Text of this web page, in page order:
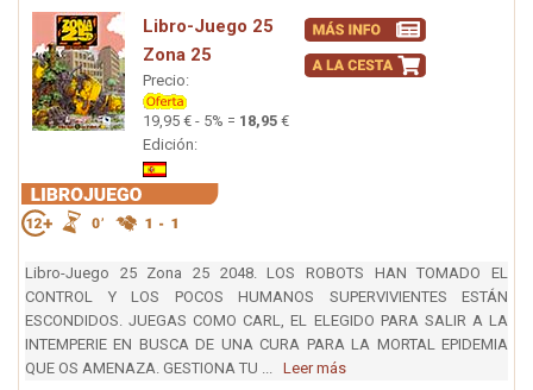
Libro-Juego 25
Zona 25
Precio:
19,95 € - 5% = 18,95 €
Edición:
Libro-Juego 25 Zona 25 2048. LOS ROBOTS HAN TOMADO EL
CONTROL Y LOS POCOS HUMANOS SUPERVIVIENTES ESTÁN
ESCONDIDOS. JUEGAS COMO CARL, EL ELEGIDO PARA SALIR A LA
INTEMPERIE EN BUSCA DE UNA CURA PARA LA MORTAL EPIDEMIA
QUE OS AMENAZA. GESTIONA TU ... Leer más